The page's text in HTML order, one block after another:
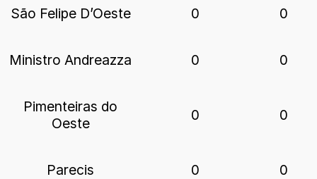
São Felipe D’Oeste 0 0
Ministro Andreazza 0 0
Pimenteiras do
Oeste
0 0
Parecis 0 0